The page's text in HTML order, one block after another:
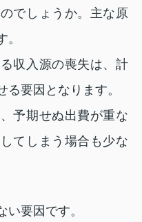
でしょうか。主な原
収入源の喪失は、計
要因となります。
予期せぬ出費が重な
てしまう場合も少な
要因です。